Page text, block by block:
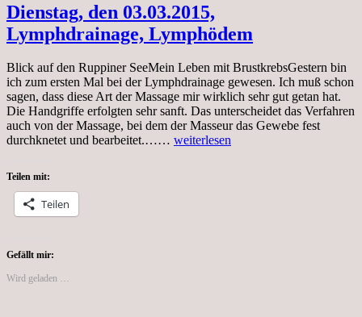
Dienstag, den 03.03.2015,
Lymphdrainage, Lymphödem
Blick auf den Ruppiner SeeMein Leben mit BrustkrebsGestern bin
ich zum ersten Mal bei der Lymphdrainage gewesen. Ich muß schon
sagen, dass diese Art der Massage mir wirklich sehr gut getan hat.
Die Handgriffe erfolgten sehr sanft. Das unterscheidet das Verfahren
auch von der Massage, bei dem der Masseur das Gewebe fest
durchknetet und bearbeitet.…… Dienstag,
weiterlesen
Teilen mit:
Teilen
Gefällt mir:
Wird geladen …